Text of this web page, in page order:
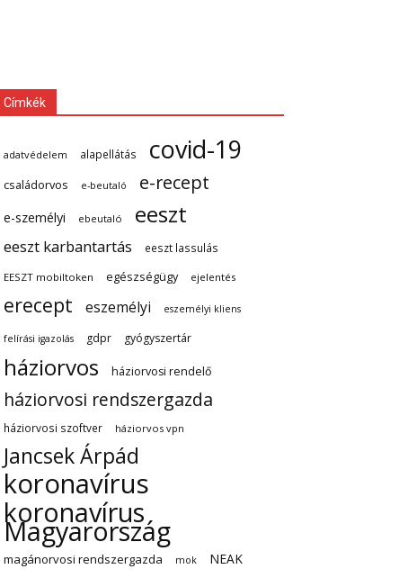
Címkék
adatvédelem alapellátás covid-19
családorvos e-beutaló e-recept
e-személyi ebeutaló eeszt
eeszt karbantartás eeszt lassulás
EESZT mobiltoken egészségügy ejelentés
erecept eszemélyi eszemélyi kliens
felírási igazolás gdpr gyógyszertár
háziorvos háziorvosi rendelő
háziorvosi rendszergazda
háziorvosi szoftver háziorvos vpn
Jancsek Árpád
koronavírus
koronavírus
Magyarország
magánorvosi rendszergazda mok NEAK